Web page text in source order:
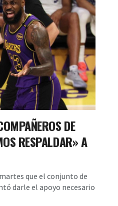
DE
RESPALDAR» A
que el conjunto de
darle el apoyo necesario